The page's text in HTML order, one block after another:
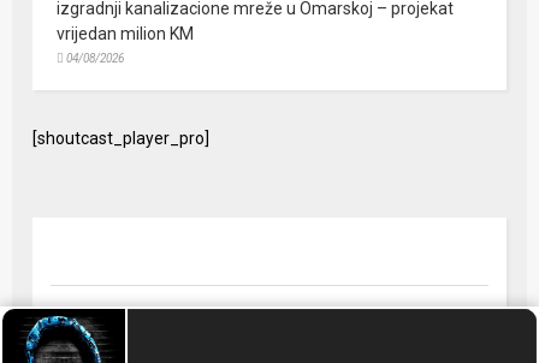
izgradnji kanalizacione mreže u Omarskoj – projekat
vrijedan milion KM
04/08/2026
[shoutcast_player_pro]